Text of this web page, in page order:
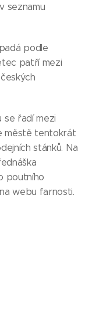
seznamu
podle
patří mezi
se řadí mezi
městě tentokrát
stánků. Na
poutního
webu farnosti.